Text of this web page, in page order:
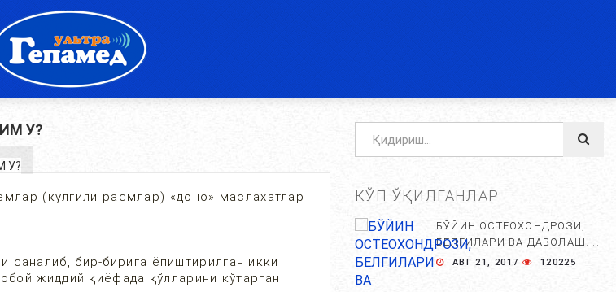
У?
(кулгили расмлар) «доно» маслахатлар
бир-бирига ёпиштирилган икки
жиддий қиёфада қўлларини кўтарган
КЎП ЎҚИЛГАНЛАР
БЎЙИН ОСТЕОХОНДРОЗИ,
БЕЛГИЛАРИ ВА ДАВОЛАШ. ...
АВГ 21, 2017 120225